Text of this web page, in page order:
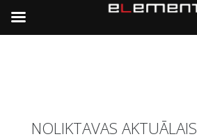
NOLIKTAVAS AKTUĀLAIS